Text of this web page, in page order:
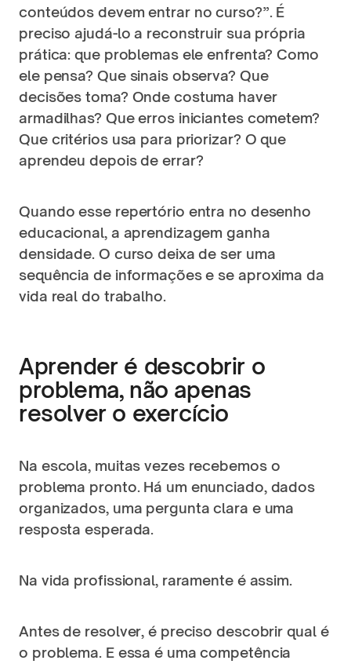
conteúdos devem entrar no curso?”. É
preciso ajudá-lo a reconstruir sua própria
prática: que problemas ele enfrenta? Como
ele pensa? Que sinais observa? Que
decisões toma? Onde costuma haver
armadilhas? Que erros iniciantes cometem?
Que critérios usa para priorizar? O que
aprendeu depois de errar?
Quando esse repertório entra no desenho
educacional, a aprendizagem ganha
densidade. O curso deixa de ser uma
sequência de informações e se aproxima da
vida real do trabalho.
Aprender é descobrir o
problema, não apenas
resolver o exercício
Na escola, muitas vezes recebemos o
problema pronto. Há um enunciado, dados
organizados, uma pergunta clara e uma
resposta esperada.
Na vida profissional, raramente é assim.
Antes de resolver, é preciso descobrir qual é
o problema. E essa é uma competência